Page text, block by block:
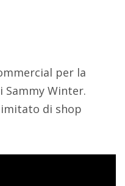
per la
Sammy Winter.
di shop